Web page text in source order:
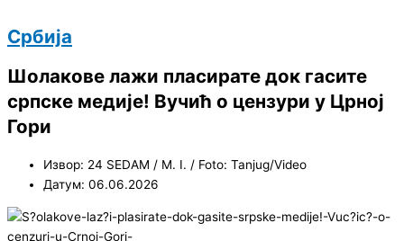
Србија
Шолакове лажи пласирате док гасите
српске медије! Вучић о цензури у Црној
Гори
Извор: 24 SEDAM / M. I. / Foto: Tanjug/Video
Датум: 06.06.2026